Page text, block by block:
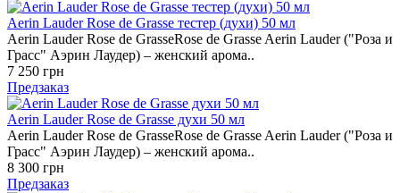
Aerin Lauder Rose de Grasse тестер (духи) 50 мл
Aerin Lauder Rose de GrasseRose de Grasse Aerin Lauder ("Роза и
Грасс" Аэрин Лаудер) – женский арома..
7 250 грн
Предзаказ
Aerin Lauder Rose de Grasse духи 50 мл
Aerin Lauder Rose de GrasseRose de Grasse Aerin Lauder ("Роза и
Грасс" Аэрин Лаудер) – женский арома..
8 300 грн
Предзаказ